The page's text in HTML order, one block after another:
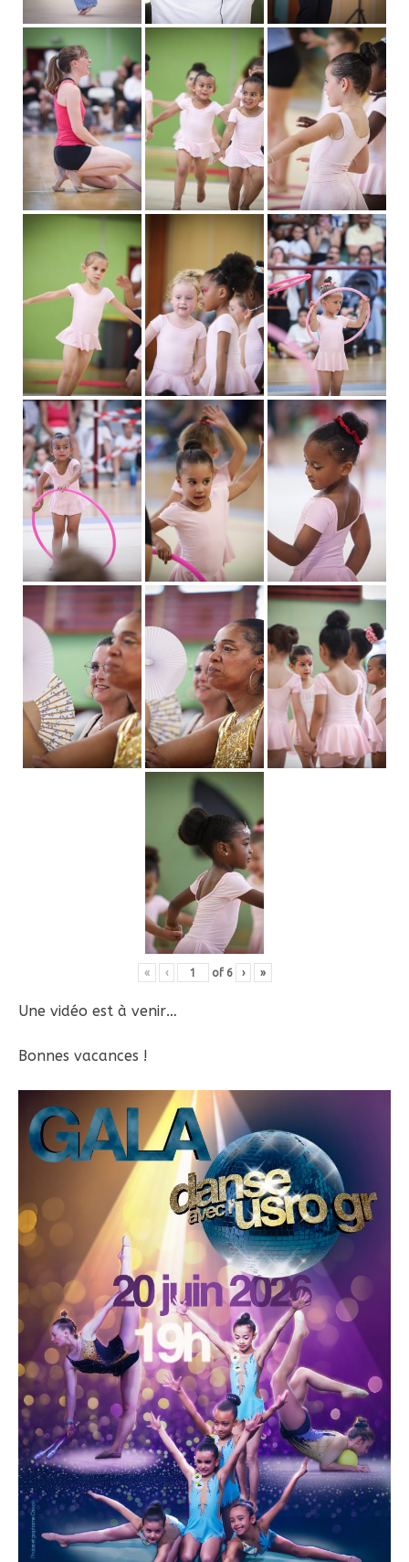
« ‹ of 6 › »
Une vidéo est à venir…
Bonnes vacances !